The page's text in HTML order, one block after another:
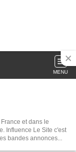
MENU
et dans le
Influence Le Site c'est
bandes annonces...